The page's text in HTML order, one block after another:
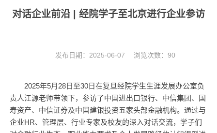
对话企业前沿 | 经院学子至北京进行企业参访
发布日期：2025-06-07 浏览次数： 90
2025年5月28日至30日在复旦经院学生生涯发展办公室负
责人江源老师带领下，参访了中国进出口银行、中信集团、国
寿资产、中信证券及中国建银投资五家头部金融机构。通过与
企业HR、管理层、行业专家及校友的深入对话交流，学子们